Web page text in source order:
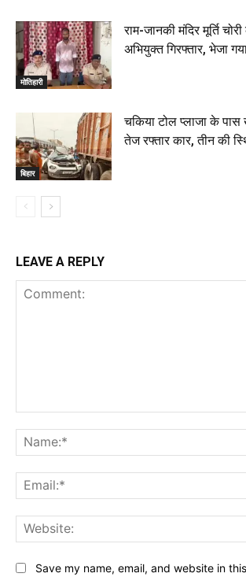
मोतिहारी
राम-जानकी मंदिर मूर्ति
अभियुक्त गिरफ्तार, भेजा
बिहार
चकिया टोल प्लाजा के
तेज रफ्तार कार, तीन की
LEAVE A REPLY
Save my name, email, and website in